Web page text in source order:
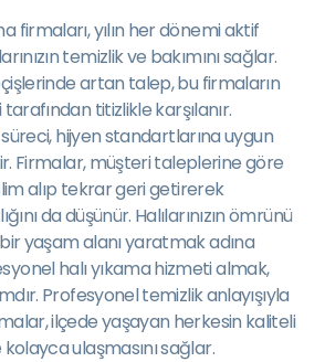
firmaları, yılın her dönemi aktif
temizlik ve bakımını sağlar.
artan talep, bu firmaların
titizlikle karşılanır.
süreci, hijyen standartlarına uygun
Firmalar, müşteri taleplerine göre
alıp tekrar geri getirerek
da düşünür. Halılarınızın ömrünü
yaşam alanı yaratmak adına
halı yıkama hizmeti almak,
Profesyonel temizlik anlayışıyla
ilçede yaşayan herkesin kaliteli
ulaşmasını sağlar.